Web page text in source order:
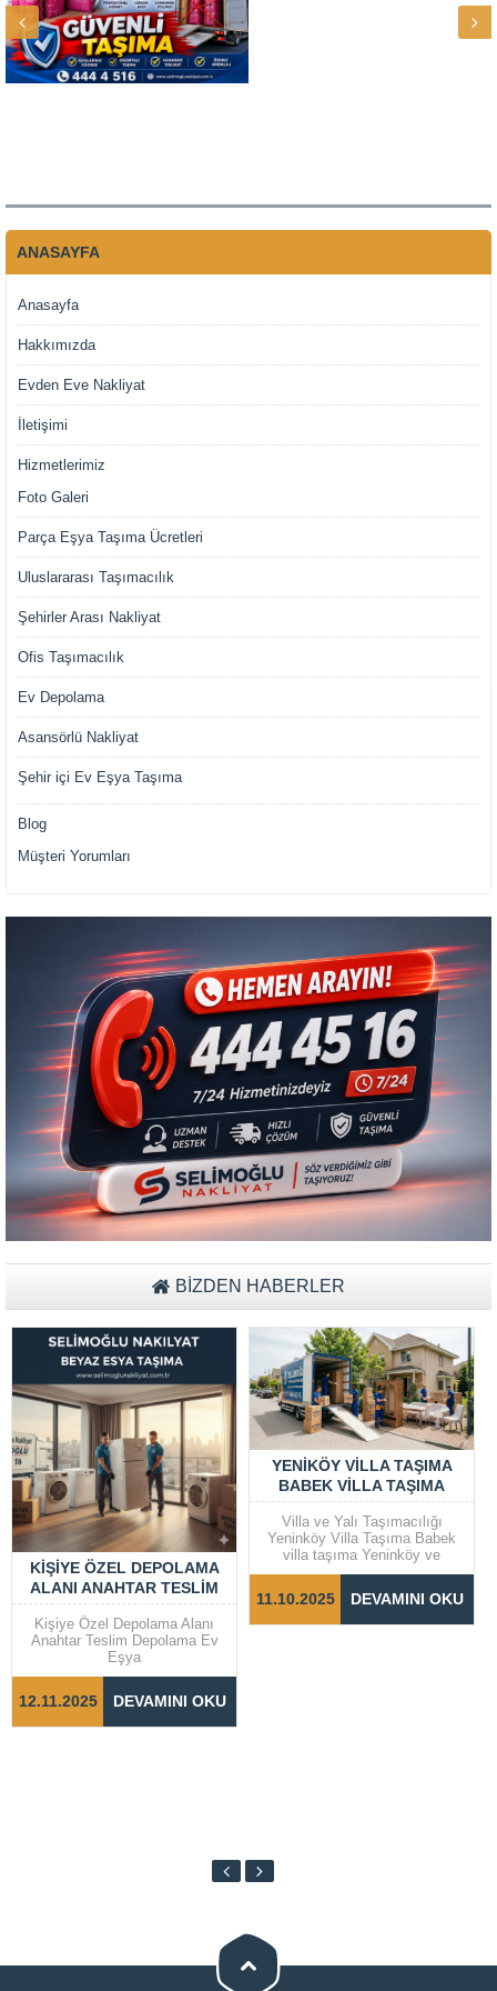
ANASAYFA
Anasayfa
Hakkımızda
Evden Eve Nakliyat
İletişimi
Hizmetlerimiz
Foto Galeri
Parça Eşya Taşıma Ücretleri
Uluslararası Taşımacılık
Şehirler Arası Nakliyat
Ofis Taşımacılık
Ev Depolama
Asansörlü Nakliyat
Şehir içi Ev Eşya Taşıma
Blog
Müşteri Yorumları
BİZDEN HABERLER
KIŞIYE ÖZEL DEPOLAMA
ALANI ANAHTAR TESLIM
DEPOLAMA EV EŞYA
Kişiye Özel Depolama Alanı
Anahtar Teslim Depolama Ev
Eşya
12.11.2025 DEVAMINI OKU
YENIKÖY VILLA TAŞIMA
BABEK VILLA TAŞIMA
Villa ve Yalı Taşımacılığı
Yeninköy Villa Taşıma Babek
villa taşıma Yeninköy ve
Bebek gibi prestijli semtlerde
taşıma işlemleri, dikkat ve
özen gerektiren bir süreçtir.
11.10.2025 DEVAMINI OKU
Müşteri Temsilcisi Fiyat Teklif
al
Cevap Yaz